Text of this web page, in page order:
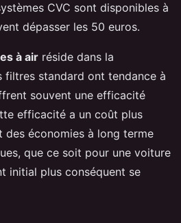
CVC sont disponibles à
dépasser les 50 euros.
à air réside dans la
standard ont tendance à
souvent une efficacité
efficacité a un coût plus
économies à long terme
que ce soit pour une voiture
initial plus conséquent se